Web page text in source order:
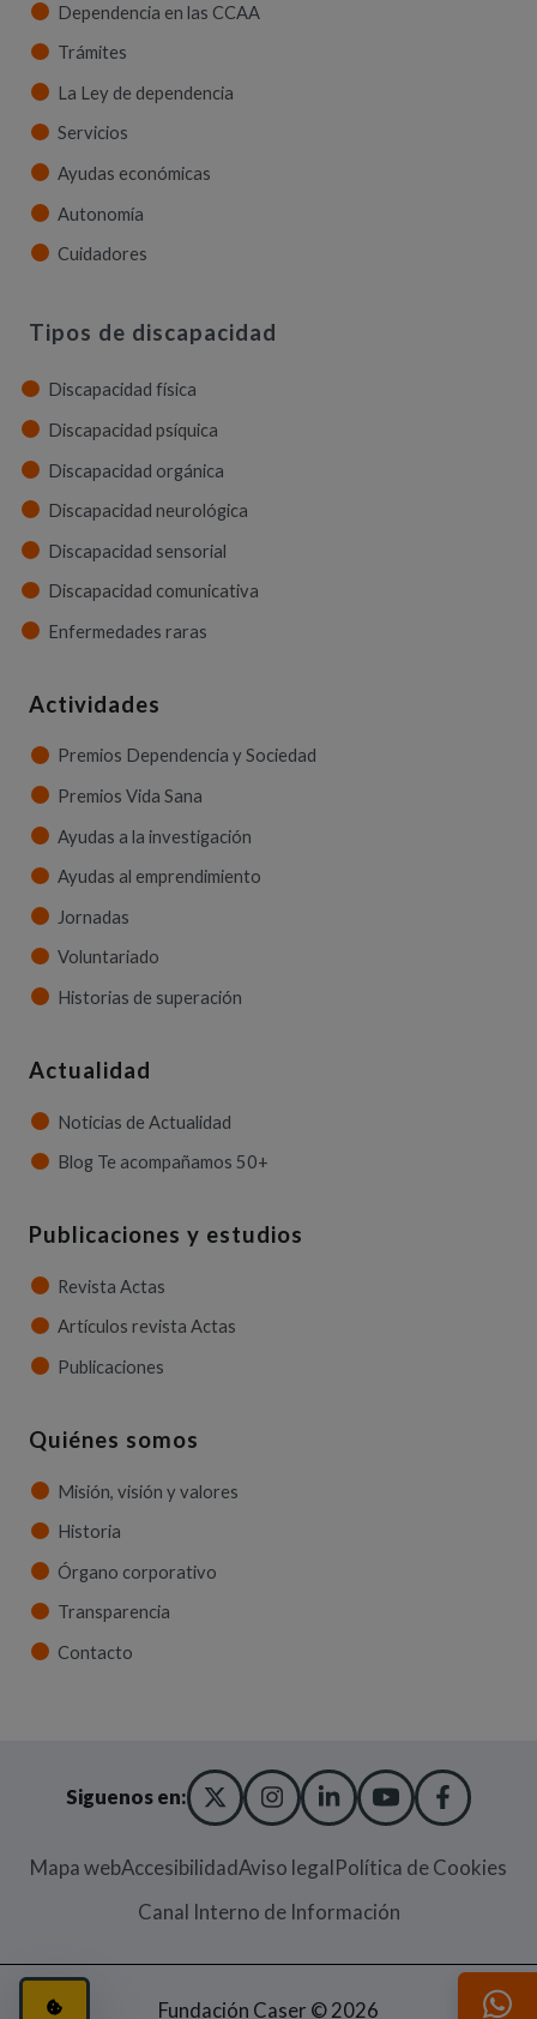
CONFIGURACIÓN DE COOKIES
(ABRE EN VENTANA MODAL)
Dependencia en las CCAA
Trámites
La Ley de dependencia
Servicios
Ayudas económicas
Autonomía
Cuidadores
Tipos de discapacidad
Discapacidad física
Discapacidad psíquica
Discapacidad orgánica
Discapacidad neurológica
Discapacidad sensorial
Discapacidad comunicativa
Enfermedades raras
Actividades
Premios Dependencia y Sociedad
Premios Vida Sana
Ayudas a la investigación
Ayudas al emprendimiento
Jornadas
Voluntariado
Historias de superación
Actualidad
Noticias de Actualidad
Blog Te acompañamos 50+
Publicaciones y estudios
Revista Actas
Artículos revista Actas
Publicaciones
Quiénes somos
Misión, visión y valores
Historia
Órgano corporativo
Transparencia
Contacto
Siguenos en: X TWITTER
(ABRE EN NUEVA
INSTAGRAM
(ABRE EN NUEVA
LINKEDIN
(ABRE EN
YOUTUBE
(ABRE EN
Mapa webAccesibilidadAviso legalPolítica de Cookies
Canal Interno de Información(Abre en
Fundación Caser © 2026